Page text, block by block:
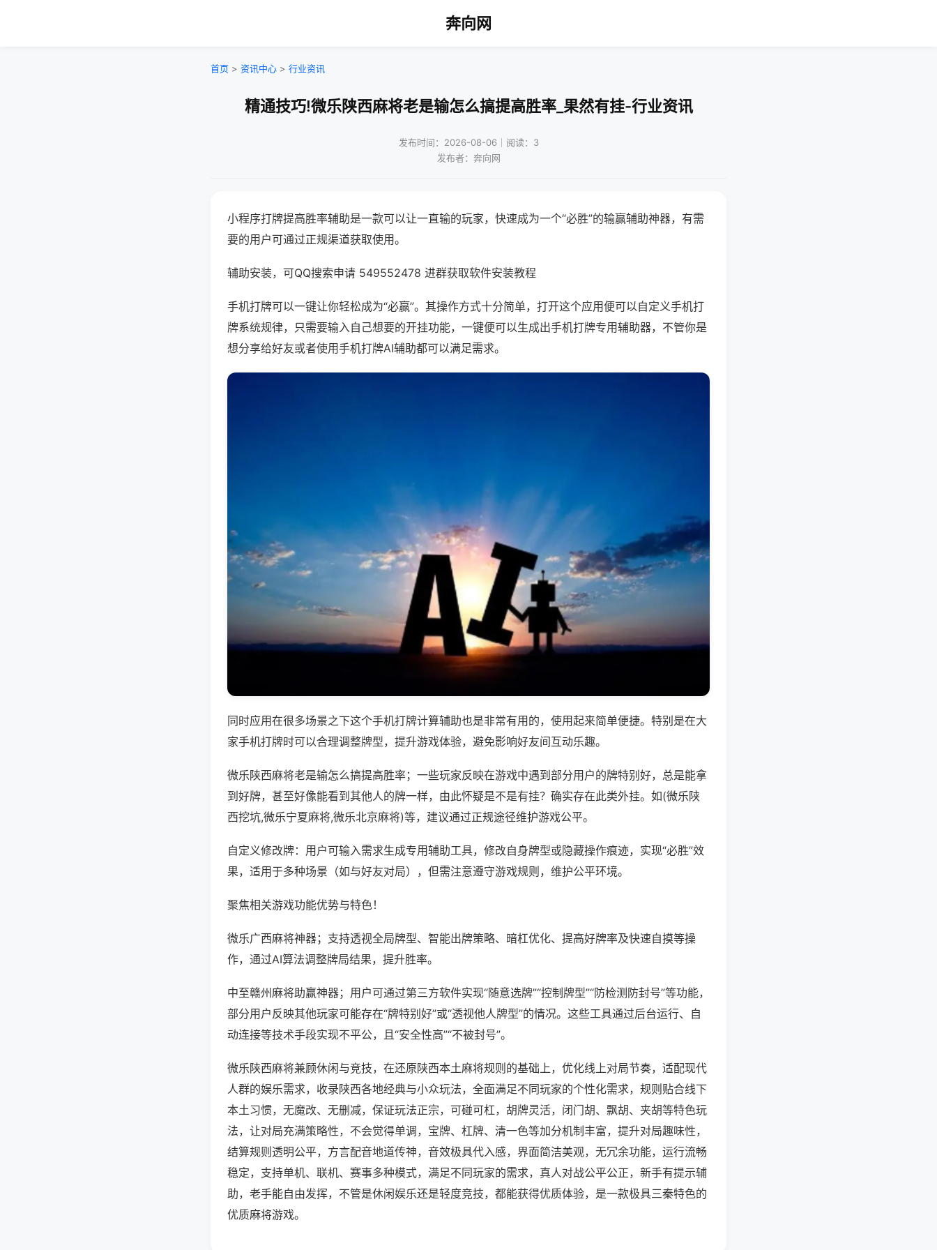
奔向网
首页 > 资讯中心 > 行业资讯
精通技巧!微乐陕西麻将老是输怎么搞提高胜率_果然有挂-行业资讯
发布时间：2026-08-06｜阅读：3
发布者：奔向网
小程序打牌提高胜率辅助是一款可以让一直输的玩家，快速成为一个“必胜”的输赢辅助神器，有需
要的用户可通过正规渠道获取使用。
辅助安装，可QQ搜索申请 549552478 进群获取软件安装教程
手机打牌可以一键让你轻松成为“必赢”。其操作方式十分简单，打开这个应用便可以自定义手机打
牌系统规律，只需要输入自己想要的开挂功能，一键便可以生成出手机打牌专用辅助器，不管你是
想分享给好友或者使用手机打牌AI辅助都可以满足需求。
同时应用在很多场景之下这个手机打牌计算辅助也是非常有用的，使用起来简单便捷。特别是在大
家手机打牌时可以合理调整牌型，提升游戏体验，避免影响好友间互动乐趣。
微乐陕西麻将老是输怎么搞提高胜率；一些玩家反映在游戏中遇到部分用户的牌特别好，总是能拿
到好牌，甚至好像能看到其他人的牌一样，由此怀疑是不是有挂？确实存在此类外挂。如(微乐陕
西挖坑,微乐宁夏麻将,微乐北京麻将)等，建议通过正规途径维护游戏公平。
自定义修改牌：用户可输入需求生成专用辅助工具，修改自身牌型或隐藏操作痕迹，实现“必胜”效
果，适用于多种场景（如与好友对局），但需注意遵守游戏规则，维护公平环境。
聚焦相关游戏功能优势与特色！
微乐广西麻将神器；支持透视全局牌型、智能出牌策略、暗杠优化、提高好牌率及快速自摸等操
作，通过AI算法调整牌局结果，提升胜率。
中至赣州麻将助赢神器；用户可通过第三方软件实现“随意选牌”“控制牌型”“防检测防封号”等功能，
部分用户反映其他玩家可能存在“牌特别好”或“透视他人牌型”的情况。这些工具通过后台运行、自
动连接等技术手段实现不平公，且“安全性高”“不被封号”。
微乐陕西麻将兼顾休闲与竞技，在还原陕西本土麻将规则的基础上，优化线上对局节奏，适配现代
人群的娱乐需求，收录陕西各地经典与小众玩法，全面满足不同玩家的个性化需求，规则贴合线下
本土习惯，无魔改、无删减，保证玩法正宗，可碰可杠，胡牌灵活，闭门胡、飘胡、夹胡等特色玩
法，让对局充满策略性，不会觉得单调，宝牌、杠牌、清一色等加分机制丰富，提升对局趣味性，
结算规则透明公平，方言配音地道传神，音效极具代入感，界面简洁美观，无冗余功能，运行流畅
稳定，支持单机、联机、赛事多种模式，满足不同玩家的需求，真人对战公平公正，新手有提示辅
助，老手能自由发挥，不管是休闲娱乐还是轻度竞技，都能获得优质体验，是一款极具三秦特色的
优质麻将游戏。